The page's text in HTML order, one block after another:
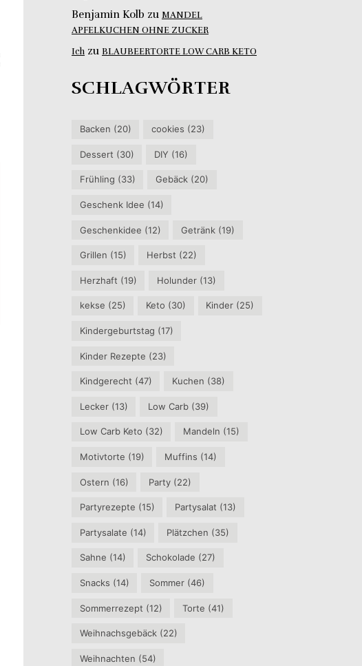
Benjamin Kolb zu MANDEL
APFELKUCHEN OHNE ZUCKER
Ich zu BLAUBEERTORTE LOW CARB KETO
SCHLAGWÖRTER
Backen (20) cookies (23)
Dessert (30) DIY (16)
Frühling (33) Gebäck (20)
Geschenk Idee (14)
Geschenkidee (12) Getränk (19)
Grillen (15) Herbst (22)
Herzhaft (19) Holunder (13)
kekse (25) Keto (30) Kinder (25)
Kindergeburtstag (17)
Kinder Rezepte (23)
Kindgerecht (47) Kuchen (38)
Lecker(13) Low Carb (39)
Low Carb Keto (32) Mandeln (15)
Motivtorte (19) Muffins (14)
Ostern (16) Party (22)
Partyrezepte (15) Partysalat (13)
Partysalate (14) Plätzchen (35)
Sahne (14) Schokolade (27)
Snacks (14) Sommer (46)
Sommerrezept (12) Torte (41)
Weihnachsgebäck(22)
Weihnachten (54)